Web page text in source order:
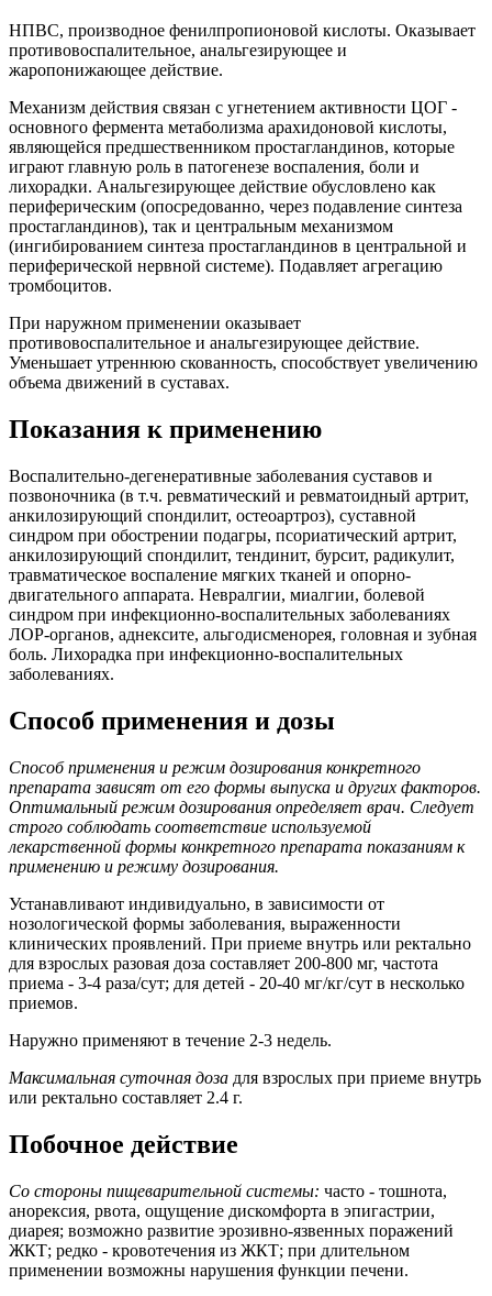
НПВС, производное фенилпропионовой кислоты. Оказывает
противовоспалительное, анальгезирующее и
жаропонижающее действие.
Механизм действия связан с угнетением активности ЦОГ -
основного фермента метаболизма арахидоновой кислоты,
являющейся предшественником простагландинов, которые
играют главную роль в патогенезе воспаления, боли и
лихорадки. Анальгезирующее действие обусловлено как
периферическим (опосредованно, через подавление синтеза
простагландинов), так и центральным механизмом
(ингибированием синтеза простагландинов в центральной и
периферической нервной системе). Подавляет агрегацию
тромбоцитов.
При наружном применении оказывает
противовоспалительное и анальгезирующее действие.
Уменьшает утреннюю скованность, способствует увеличению
объема движений в суставах.
Показания к применению
Воспалительно-дегенеративные заболевания суставов и
позвоночника (в т.ч. ревматический и ревматоидный артрит,
анкилозирующий спондилит, остеоартроз), суставной
синдром при обострении подагры, псориатический артрит,
анкилозирующий спондилит, тендинит, бурсит, радикулит,
травматическое воспаление мягких тканей и опорно-
двигательного аппарата. Невралгии, миалгии, болевой
синдром при инфекционно-воспалительных заболеваниях
ЛОР-органов, аднексите, альгодисменорея, головная и зубная
боль. Лихорадка при инфекционно-воспалительных
заболеваниях.
Способ применения и дозы
Способ применения и режим дозирования конкретного
препарата зависят от его формы выпуска и других факторов.
Оптимальный режим дозирования определяет врач. Следует
строго соблюдать соответствие используемой
лекарственной формы конкретного препарата показаниям к
применению и режиму дозирования.
Устанавливают индивидуально, в зависимости от
нозологической формы заболевания, выраженности
клинических проявлений. При приеме внутрь или ректально
для взрослых разовая доза составляет 200-800 мг, частота
приема - 3-4 раза/сут; для детей - 20-40 мг/кг/сут в несколько
приемов.
Наружно применяют в течение 2-3 недель.
Максимальная суточная доза для взрослых при приеме внутрь
или ректально составляет 2.4 г.
Побочное действие
Со стороны пищеварительной системы: часто - тошнота,
анорексия, рвота, ощущение дискомфорта в эпигастрии,
диарея; возможно развитие эрозивно-язвенных поражений
ЖКТ; редко - кровотечения из ЖКТ; при длительном
применении возможны нарушения функции печени.